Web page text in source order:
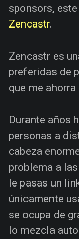
sponsors,
Zencastr.
Zencastr es
preferidas de
que me
Durante años
personas a
cabeza
problema a
le pasas un
únicamente
se ocupa de
lo mezcla